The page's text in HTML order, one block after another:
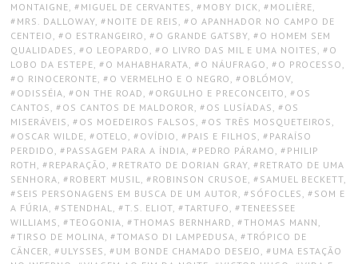
MONTAIGNE, MIGUEL DE CERVANTES , MOBY DICK, MOLIÈRE,
MRS. DALLOWAY, NOITE DE REIS , O APANHADOR NO CAMPO DE
CENTEIO , O ESTRANGEIRO , O GRANDE GATSBY, O HOMEM SEM
QUALIDADES , O LEOPARDO , O LIVRO DAS MIL E UMA NOITES , O
LOBO DA ESTEPE, O MAHABHARATA, O NÁUFRAGO , O PROCESSO ,
O RINOCERONTE, O VERMELHO E O NEGRO , OBLÓMOV,
ODISSÉIA, ON THE ROAD , ORGULHO E PRECONCEITO , OS
CANTOS , OS CANTOS DE MALDOROR, OS LUSÍADAS , OS
MISERÁVEIS , OS MOEDEIROS FALSOS , OS TRÊS MOSQUETEIROS ,
OSCAR WILDE, OTELO , OVÍDIO , PAIS E FILHOS , PARAÍSO
PERDIDO , PASSAGEM PARA A ÍNDIA, PEDRO PÁRAMO , PHILIP
ROTH , REPARAÇÃO , RETRATO DE DORIAN GRAY, RETRATO DE UMA
SENHORA, ROBERT MUSIL, ROBINSON CRUSOE, SAMUEL BECKETT,
SEIS PERSONAGENS EM BUSCA DE UM AUTOR, SÓFOCLES , SOM E
A FÚRIA, STENDHAL, T.S. ELIOT, TARTUFO , TENEESSEE
WILLIAMS , TEOGONIA, THOMAS BERNHARD , THOMAS MANN ,
TIRSO DE MOLINA, TOMASO DI LAMPEDUSA, TRÓPICO DE
CÂNCER, ULYSSES , UM BONDE CHAMADO DESEJO , UMA ESTAÇÃO